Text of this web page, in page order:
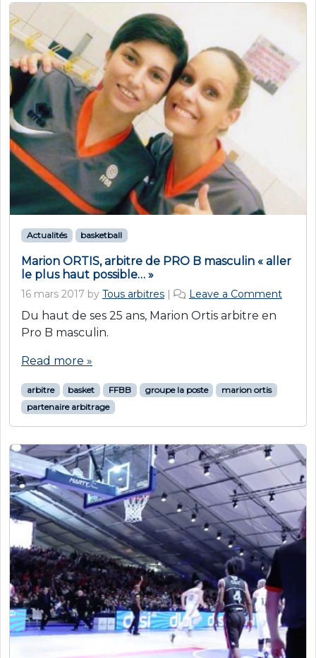
Actualités basketball
Marion ORTIS, arbitre de PRO B masculin « aller
le plus haut possible… »
16 mars 2017 by Tous arbitres | Leave a Comment
Du haut de ses 25 ans, Marion Ortis arbitre en
Pro B masculin.
Read more »
arbitre basket FFBB groupe la poste
marion ortis
partenaire arbitrage